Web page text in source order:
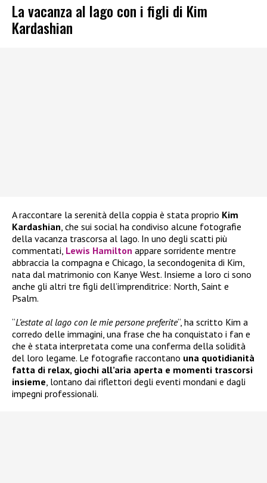
La vacanza al lago con i figli di Kim
Kardashian
A raccontare la serenità della coppia è stata proprio Kim
Kardashian , che sui social ha condiviso alcune fotografie
della vacanza trascorsa al lago. In uno degli scatti più
commentati, Lewis Hamilton appare sorridente mentre
abbraccia la compagna e Chicago, la secondogenita di Kim,
nata dal matrimonio con Kanye West. Insieme a loro ci sono
anche gli altri tre figli dell’imprenditrice: North, Saint e
Psalm.
“L’estate al lago con le mie persone preferite“, ha scritto Kim a
corredo delle immagini, una frase che ha conquistato i fan e
che è stata interpretata come una conferma della solidità
del loro legame. Le fotografie raccontano una quotidianità
fatta di relax, giochi all’aria aperta e momenti trascorsi
insieme , lontano dai riflettori degli eventi mondani e dagli
impegni professionali.